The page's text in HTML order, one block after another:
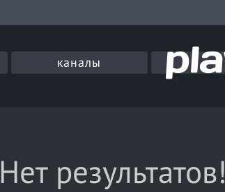
каналы
Нет результатов!